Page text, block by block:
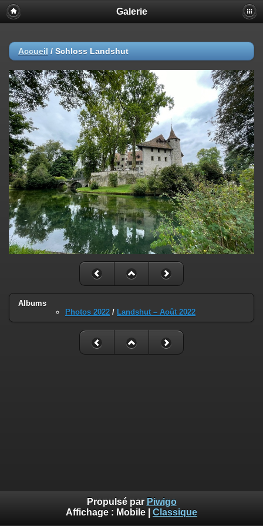
Galerie
Accueil / Schloss Landshut
Albums
Photos 2022 / Landshut – Août 2022
Propulsé par Piwigo
Affichage : Mobile Classique